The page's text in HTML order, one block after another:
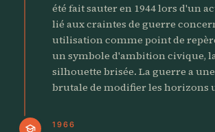
été fait sauter en 1944 lors d'un
lié aux craintes de guerre
utilisation comme point de
un symbole d'ambition civique,
silhouette brisée. La guerre a
brutale de modifier les horizons
school 1966